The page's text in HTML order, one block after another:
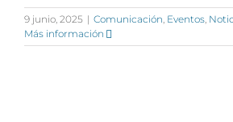
9 junio, 2025 | Comunicación, Eventos,
Más información